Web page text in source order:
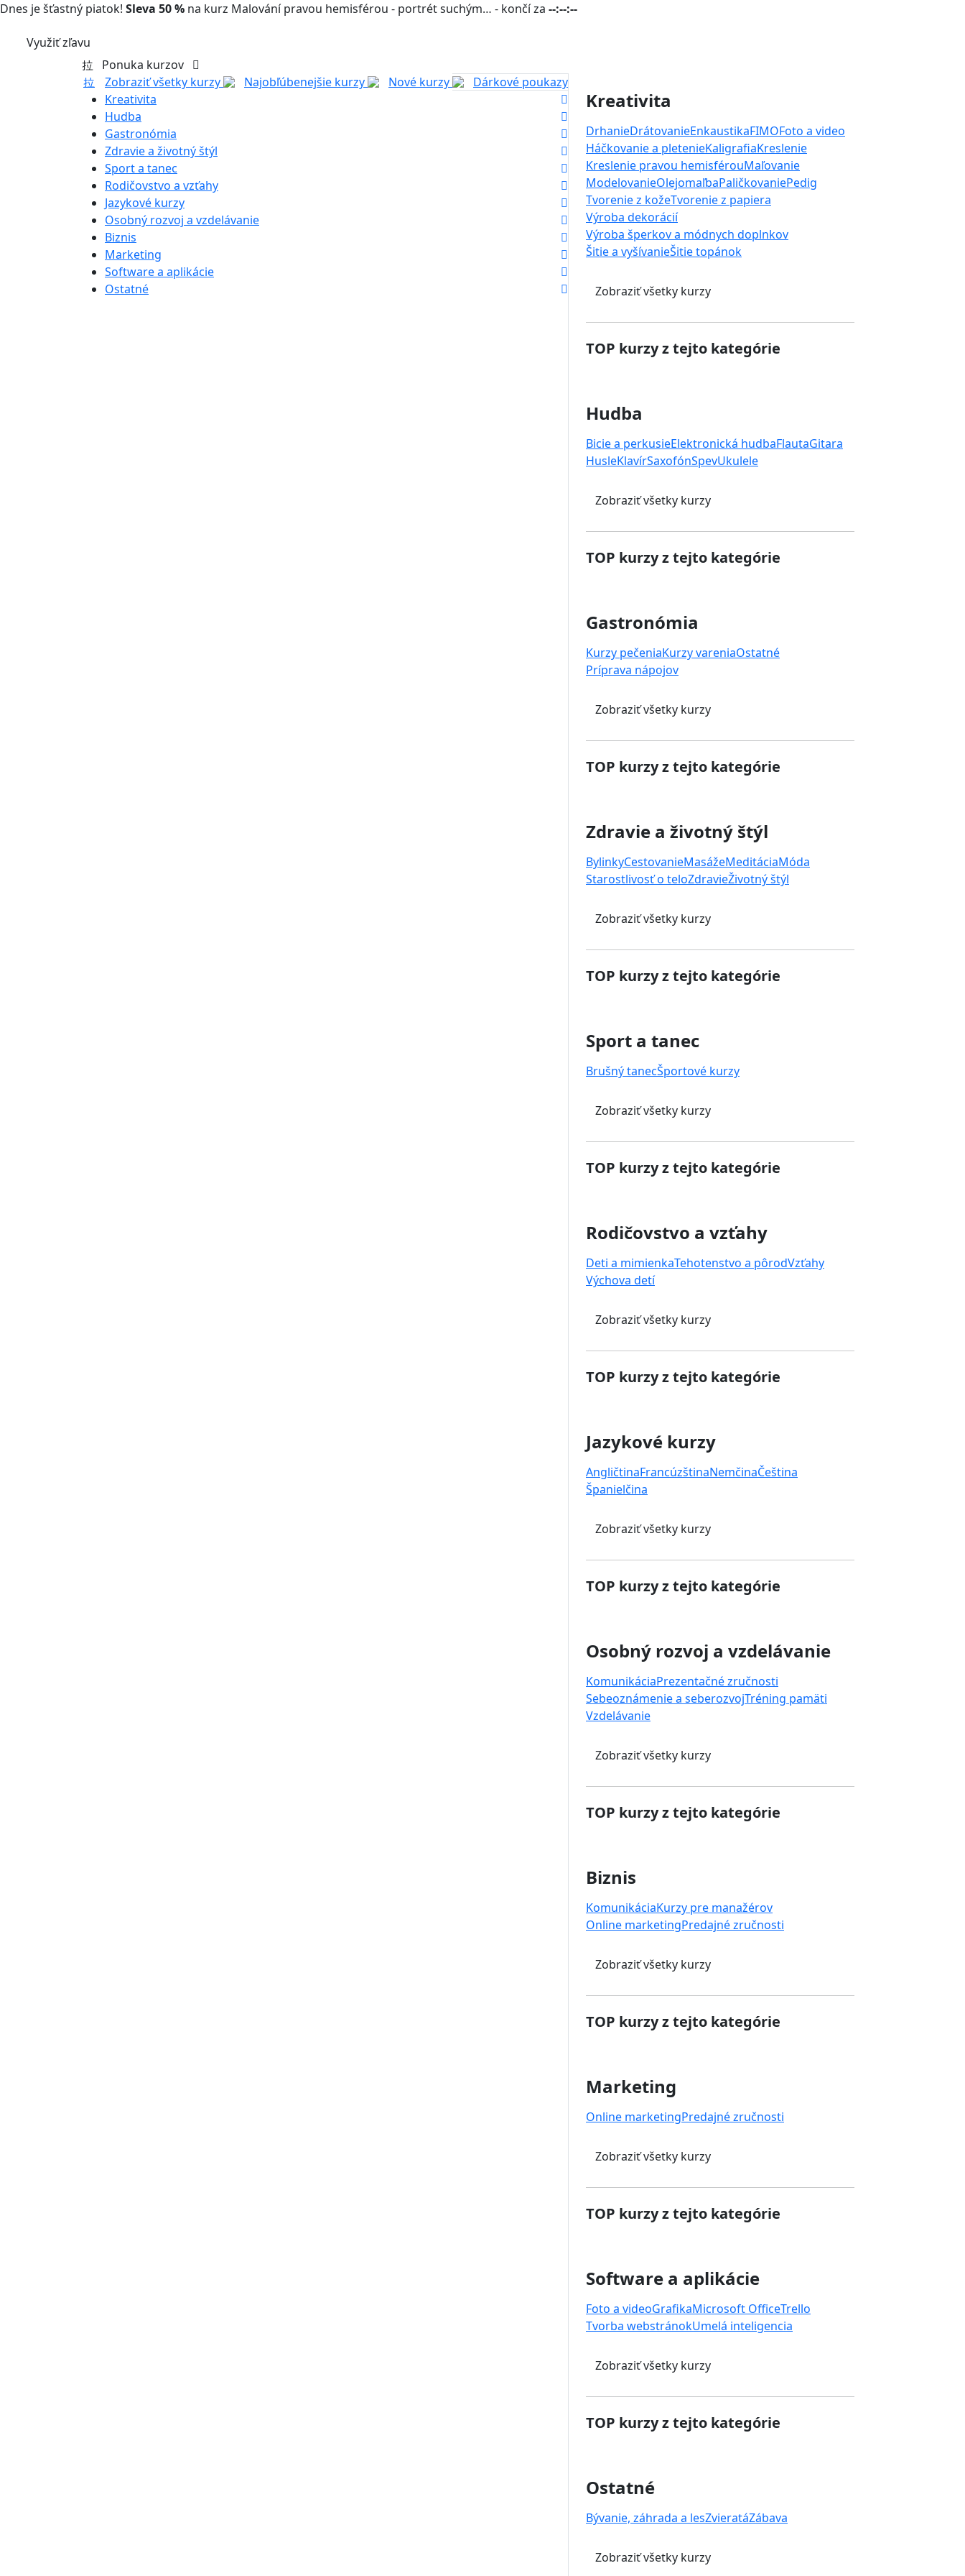
Dnes je šťastný piatok! Sleva 50 % na kurz Malování pravou hemisférou - portrét suchým… - končí za --:--:--
Využiť zľavu
Ponuka kurzov
Zobraziť všetky kurzy
Najobľúbenejšie kurzy Nové kurzy
Dárkové poukazy
Kreativita
Hudba
Gastronómia
Zdravie a životný štýl
Sport a tanec
Rodičovstvo a vzťahy
Jazykové kurzy
Osobný rozvoj a vzdelávanie
Biznis
Marketing
Software a aplikácie
Ostatné
Kreativita
DrhanieDrátovanieEnkaustikaFIMOFoto a video
Háčkovanie a pletenieKaligrafiaKreslenie
Kreslenie pravou hemisférouMaľovanie
ModelovanieOlejomaľbaPaličkovaniePedig
Tvorenie z kožeTvorenie z papiera
Výroba dekorácií
Výroba šperkov a módnych doplnkov
Šitie a vyšívanieŠitie topánok
Zobraziť všetky kurzy
TOP kurzy z tejto kategórie
Hudba
Bicie a perkusieElektronická hudbaFlautaGitara
HusleKlavírSaxofónSpevUkulele
Zobraziť všetky kurzy
TOP kurzy z tejto kategórie
Gastronómia
Kurzy pečeniaKurzy vareniaOstatné
Príprava nápojov
Zobraziť všetky kurzy
TOP kurzy z tejto kategórie
Zdravie a životný štýl
BylinkyCestovanieMasážeMeditáciaMóda
Starostlivosť o teloZdravieŽivotný štýl
Zobraziť všetky kurzy
TOP kurzy z tejto kategórie
Sport a tanec
Brušný tanecŠportové kurzy
Zobraziť všetky kurzy
TOP kurzy z tejto kategórie
Rodičovstvo a vzťahy
Deti a mimienkaTehotenstvo a pôrodVzťahy
Výchova detí
Zobraziť všetky kurzy
TOP kurzy z tejto kategórie
Jazykové kurzy
AngličtinaFrancúzštinaNemčinaČeština
Španielčina
Zobraziť všetky kurzy
TOP kurzy z tejto kategórie
Osobný rozvoj a vzdelávanie
KomunikáciaPrezentačné zručnosti
Sebeoznámenie a seberozvojTréning pamäti
Vzdelávanie
Zobraziť všetky kurzy
TOP kurzy z tejto kategórie
Biznis
KomunikáciaKurzy pre manažérov
Online marketingPredajné zručnosti
Zobraziť všetky kurzy
TOP kurzy z tejto kategórie
Marketing
Online marketingPredajné zručnosti
Zobraziť všetky kurzy
TOP kurzy z tejto kategórie
Software a aplikácie
Foto a videoGrafikaMicrosoft OfficeTrello
Tvorba webstránokUmelá inteligencia
Zobraziť všetky kurzy
TOP kurzy z tejto kategórie
Ostatné
Bývanie, záhrada a lesZvieratáZábava
Zobraziť všetky kurzy